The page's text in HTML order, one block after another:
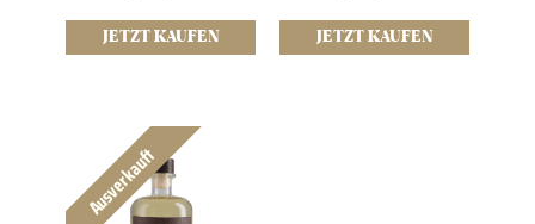
JETZT KAUFEN JETZT KAUFEN
Ausverkauft